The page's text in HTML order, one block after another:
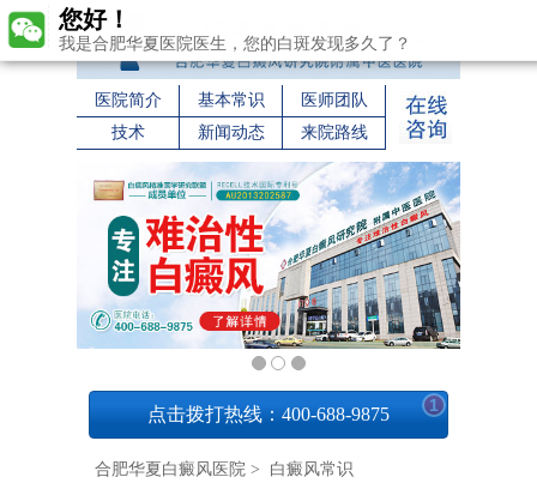
医院简介 基本常识
医师团队
技术
新闻动态 来院路线
点击拨打热线：400-688-9875 1
合肥华夏白癜风医院 > 白癜风常识
您好！
我是合肥华夏医院医生，您的白斑发现多久了？